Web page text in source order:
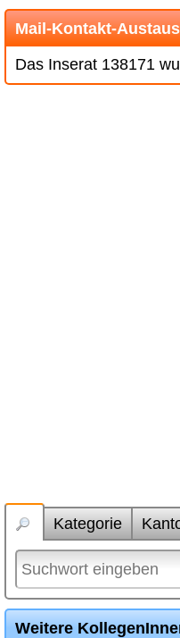
Das Inserat 138171
Kategorie
Weitere